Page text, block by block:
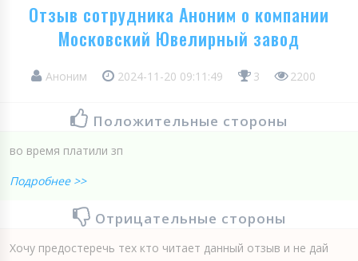
Отзыв сотрудника Аноним о компании
Московский Ювелирный завод
Аноним 2024-11-20 09:11:49 3 2200
Положительные стороны
во время платили зп
Подробнее >>
Отрицательные стороны
Хочу предостеречь тех кто читает данный отзыв и не дай